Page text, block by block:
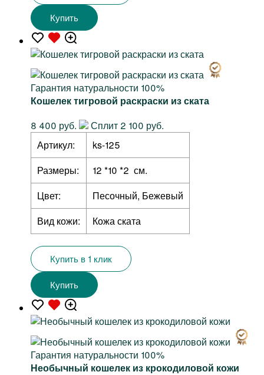
Купить
Гарантия натуральности 100%
Кошелек тигровой раскраски из ската
8 400 руб.
Сплит 2 100 руб.
Артикул:
ks-125
Размеры:
12 *10 *2 см.
Цвет:
Песочный, Бежевый
Вид кожи:
Кожа ската
Купить в 1 клик
Купить
Гарантия натуральности 100%
Необычный кошелек из крокодиловой кожи